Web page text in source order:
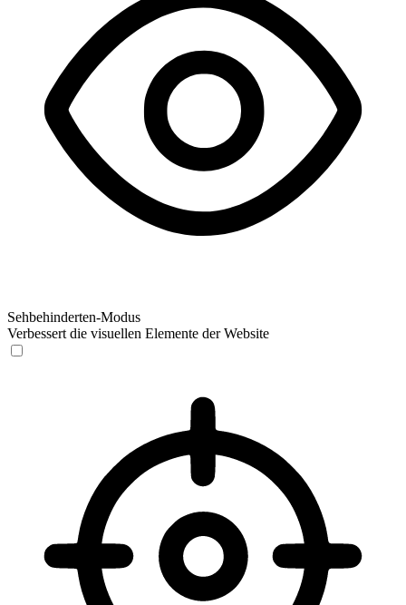
Sehbehinderten-Modus
Verbessert die visuellen Elemente der Website